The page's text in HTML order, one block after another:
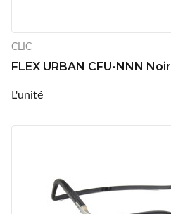
CLIC
FLEX URBAN CFU-NNN Noir
L'unité